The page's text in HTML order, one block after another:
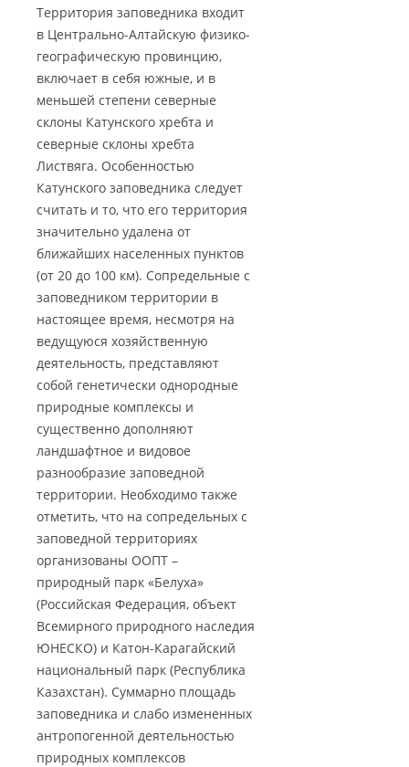
Территория заповедника входит
в Центрально-Алтайскую физико-
географическую провинцию,
включает в себя южные, и в
меньшей степени северные
склоны Катунского хребта и
северные склоны хребта
Листвяга. Особенностью
Катунского заповедника следует
считать и то, что его территория
значительно удалена от
ближайших населенных пунктов
(от 20 до 100 км). Сопредельные с
заповедником территории в
настоящее время, несмотря на
ведущуюся хозяйственную
деятельность, представляют
собой генетически однородные
природные комплексы и
существенно дополняют
ландшафтное и видовое
разнообразие заповедной
территории. Необходимо также
отметить, что на сопредельных с
заповедной территориях
организованы ООПТ –
природный парк «Белуха»
(Российская Федерация, объект
Всемирного природного наследия
ЮНЕСКО) и Катон-Карагайский
национальный парк (Республика
Казахстан). Суммарно площадь
заповедника и слабо измененных
антропогенной деятельностью
природных комплексов